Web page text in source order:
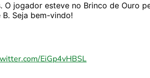
jogador esteve no Brinco de Ouro
Seja bem-vindo!
EiGp4vHBSL